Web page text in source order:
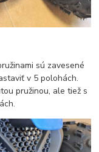
sú zavesené
v 5 polohách.
pružinou, ale tiež s